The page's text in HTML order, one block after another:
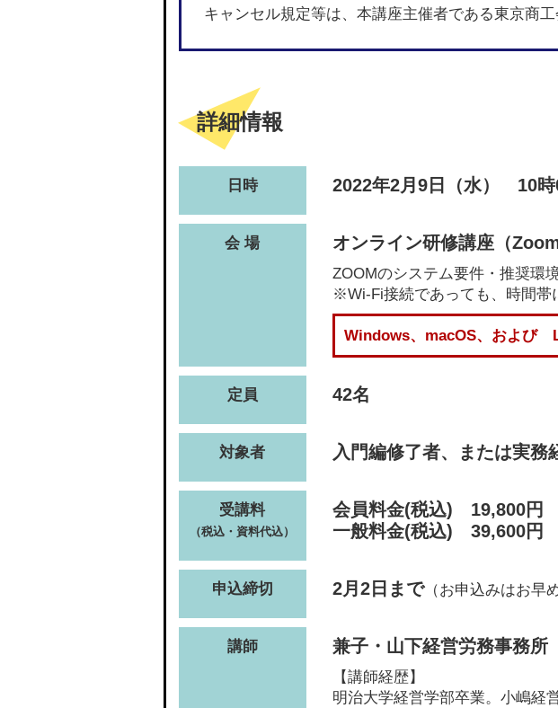
キャンセル規定等は、本講座主催者である東京商
詳細情報
日時 2022年2月9日（水） 10時
会 場 オンライン研修講座（
ZOOMのシステム要件・推奨環
※Wi-Fi接続であっても、時間帯
Windows、macOS、および
定員 42名
対象者 入門編修了者、または実務
受講料
（税込・資料代込）
会員料金(税込) 19,800円
一般料金(税込) 39,600円
申込締切 2月2日まで（お申込みはお早
講師 兼子・山下経営労務事
【講師経歴】
明治大学経営学部卒業。小嶋経